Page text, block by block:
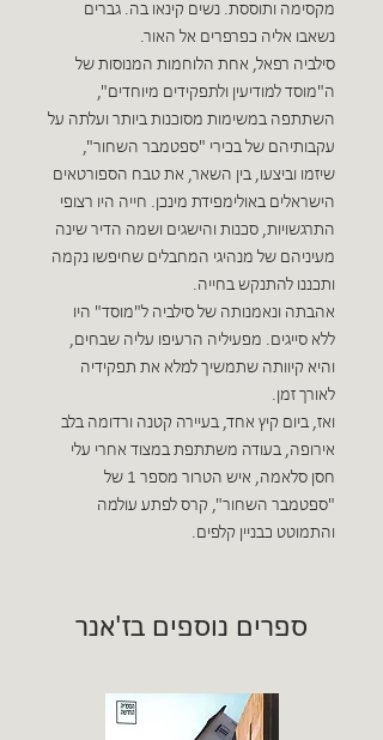
מקסימה ותוססת. נשים קינאו בה. גברים
נשאבו אליה כפרפרים אל האור.
סילביה רפאל, אחת הלוחמות המנוסות של
ה"מוסד למודיעין ולתפקידים מיוחדים",
השתתפה במשימות מסוכנות ביותר ועלתה על
עקבותיהם של בכירי "ספטמבר השחור",
שיזמו וביצעו, בין השאר, את טבח הספורטאים
הישראלים באולימפידת מינכן. חייה היו רצופי
התרגשויות, סכנות והישגים ושמה הדיר שינה
מעיניהם של מנהיגי המחבלים שחיפשו נקמה
ותכננו להתנקש בחייה.
אהבתה ונאמנותה של סילביה ל"מוסד" היו
ללא סייגים. מפעיליה הרעיפו עליה שבחים,
והיא קיוותה שתמשיך למלא את תפקידיה
לאורך זמן.
ואז, ביום קיץ אחד, בעיירה קטנה ורדומה בלב
אירופה, בעודה משתתפת במצוד אחרי עלי
חסן סלאמה, איש הטרור מספר 1 של
"ספטמבר השחור", קרס לפתע עולמה
והתמוטט כבניין קלפים.
ספרים נוספים בז'אנר